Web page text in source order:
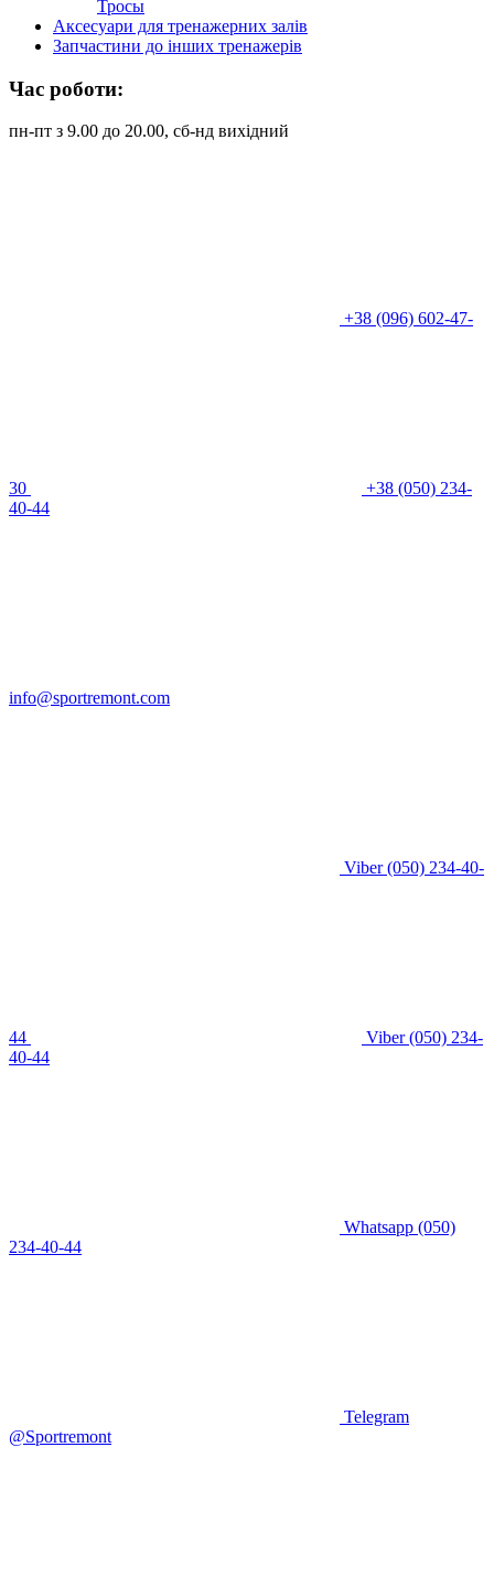
Тросы
Аксесуари для тренажерних залів
Запчастини до інших тренажерів
Час роботи:
пн-пт з 9.00 до 20.00, сб-нд вихідний
+38 (096) 602-47-
30
+38 (050) 234-
40-44
info@sportremont.com
Viber(050) 234-40-
44 Viber(050) 234-
40-44
Whatsapp (050)
234-40-44
Telegram
@Sportremont